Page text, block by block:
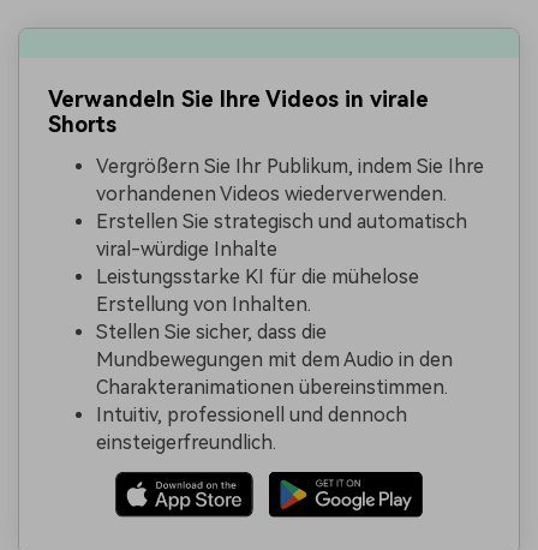
Verwandeln Sie Ihre Videos in virale
Shorts
Vergrößern Sie Ihr Publikum, indem Sie Ihre
vorhandenen Videos wiederverwenden.
Erstellen Sie strategisch und automatisch
viral-würdige Inhalte
Leistungsstarke KI für die mühelose
Erstellung von Inhalten.
Stellen Sie sicher, dass die
Mundbewegungen mit dem Audio in den
Charakteranimationen übereinstimmen.
Intuitiv, professionell und dennoch
einsteigerfreundlich.